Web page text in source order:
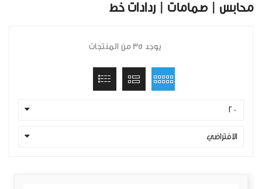
محابس | صمامات | ردادات خط
يوجد 35 من المنتجات
20
الافتراضي